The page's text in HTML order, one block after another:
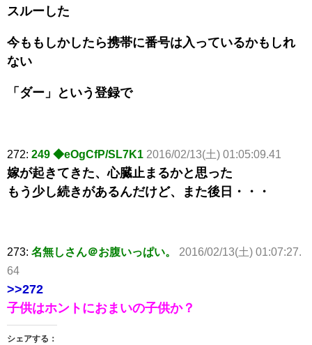
スルーした
今ももしかしたら携帯に番号は入っているかもしれ
ない
「ダー」という登録で
272: 249 ◆eOgCfP/SL7K1 2016/02/13(土) 01:05:09.41
嫁が起きてきた、心臓止まるかと思った
もう少し続きがあるんだけど、また後日・・・
273: 名無しさん＠お腹いっぱい。
2016/02/13(土) 01:07:27.
64
>>272
子供はホントにおまいの子供か？
シェアする：